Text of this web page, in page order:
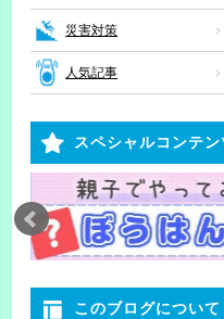
災害対策
人気記事
スペシャルコンテン
このブログについて